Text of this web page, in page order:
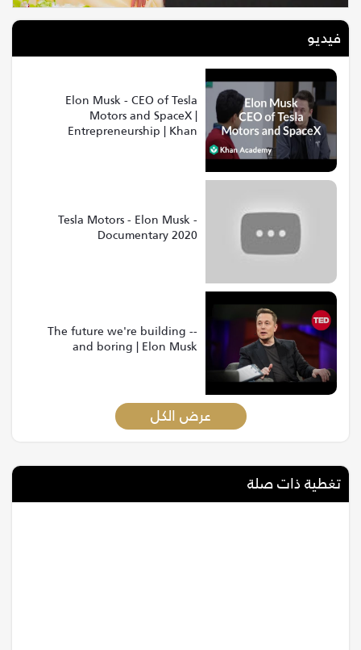
فيديو
Elon Musk - CEO of Tesla
Motors and SpaceX |
Entrepreneurship | Khan
Tesla Motors - Elon Musk -
Documentary 2020
The future we're building --
and boring | Elon Musk
عرض الكل
تغطية ذات صلة